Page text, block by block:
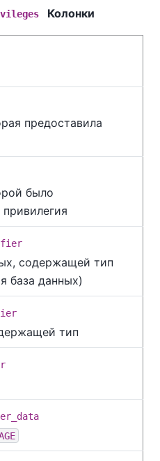
Колонки
предоставила
было
содержащей тип
база данных)
тип